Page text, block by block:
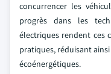
concurrencer les
progrès dans les
électriques rendent ces
pratiques, réduisant
écoénergétiques.